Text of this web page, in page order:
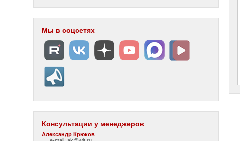
Мы в соцсетях
Консультации у менеджеров
Александр Крюков